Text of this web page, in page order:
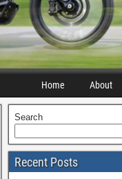
Home About
Search
Recent Posts